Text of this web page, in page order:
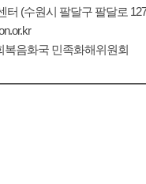
(수원시 팔달구 팔달로
복음화국 민족화해위원회